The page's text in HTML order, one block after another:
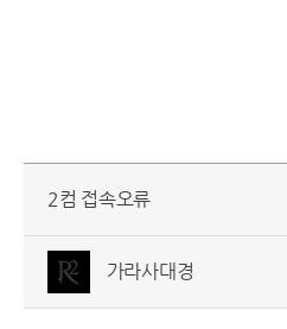
2컴 접속오류
가라사대경